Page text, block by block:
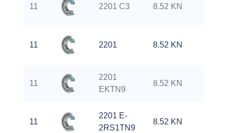
11 2201 C3 8.52 KN
11 2201 8.52 KN
11
2201
EKTN9
8.52 KN
11
2201 E-
2RS1TN9
8.52 KN